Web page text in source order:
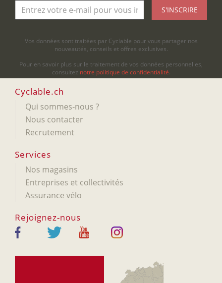
S'INSCRIRE
Vos données sont traitées par Cyclable pour vous partager nos
nouveautés, conseils et offres exclusives.
Pour en savoir plus sur le traitement de vos données personnelles,
consultez notre politique de confidentialité.
Cyclable.ch
Qui sommes-nous ?
Nous contacter
Recrutement
Services
Nos magasins
Entreprises et collectivités
Assurance vélo
Rejoignez-nous